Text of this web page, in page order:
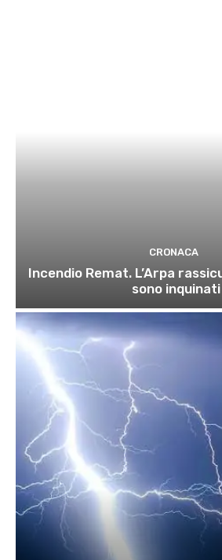
CRONACA
Incendio Remat. L’Arpa
sono inquinati